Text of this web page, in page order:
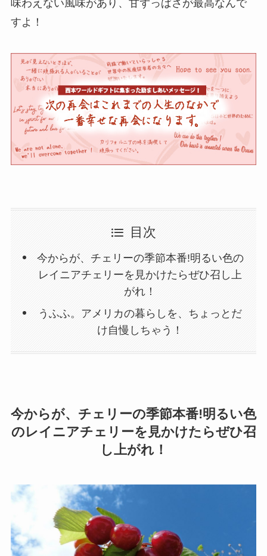
味わえない風味があり、甘ずっぱさが最高なんで
すよ！
目次
今からが、チェリーの季節本番!明るい色の
レイニアチェリーを見かけたらぜひ召し上
がれ！
うふふ。アメリカの暮らしを、ちょっとだ
け自慢しちゃう！
今からが、チェリーの季節本番!明るい色
のレイニアチェリーを見かけたらぜひ召
し上がれ！